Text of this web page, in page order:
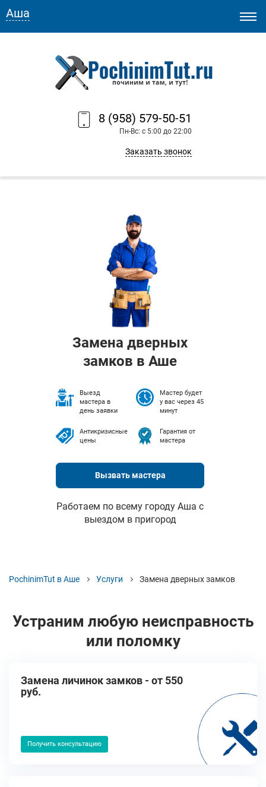
8 (958) 579-50-51
Пн-Вс: с 5:00 до 22:00
Заказать звонок
Аша
Замена дверных
замков в Аше
Выезд
мастера в
день заявки
Мастер будет
у вас через 45
минут
Антикризисные
цены
Гарантия от
мастера
Вызвать мастера
Работаем по всему городу Аша с
выездом в пригород
PochinimTut в Аше Услуги Замена дверных замков
Устраним любую неисправность
или поломку
Замена личинок замков - от 550
руб.
Получить консультацию